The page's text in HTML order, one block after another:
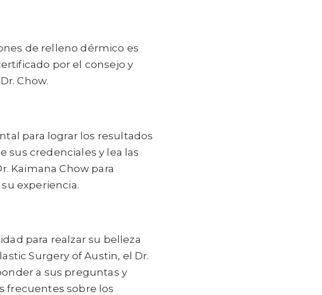
de relleno dérmico es
por el consejo y
Chow.
para lograr los resultados
sus credenciales y lea las
Kaimana Chow para
experiencia.
para realzar su belleza
Surgery of Austin, el Dr.
a sus preguntas y
frecuentes sobre los